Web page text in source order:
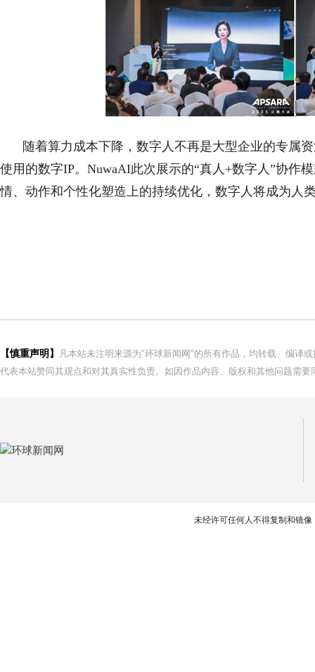
随着算力成本下降，数字人不再是大型企业的专属
使用的数字IP。NuwaAI此次展示的“真人+数字人”协作
情、动作和个性化塑造上的持续优化，数字人将成为人
【慎重声明】
凡本站未注明来源为"环球新闻网"的所有作品，均转载、编译
代表本站赞同其观点和对其真实性负责。如因作品内容、版权和其他问题需
未经许可任何人不得复制和镜